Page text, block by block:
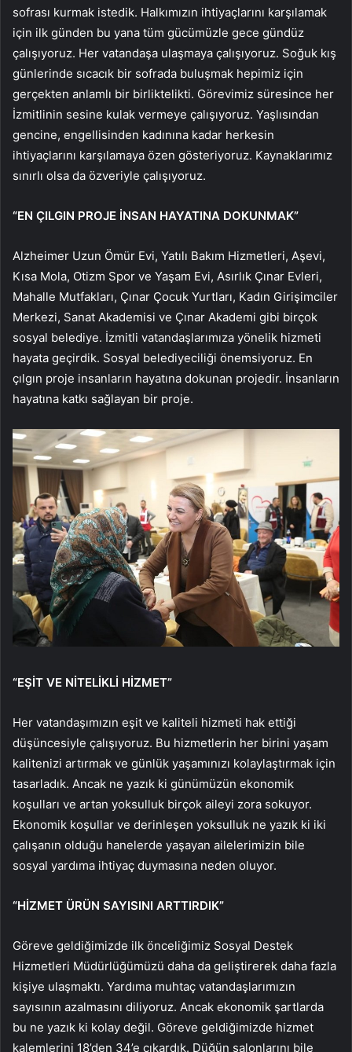
sofrası kurmak istedik. Halkımızın ihtiyaçlarını karşılamak
için ilk günden bu yana tüm gücümüzle gece gündüz
çalışıyoruz. Her vatandaşa ulaşmaya çalışıyoruz. Soğuk kış
günlerinde sıcacık bir sofrada buluşmak hepimiz için
gerçekten anlamlı bir birliktelikti. Görevimiz süresince her
İzmitlinin sesine kulak vermeye çalışıyoruz. Yaşlısından
gencine, engellisinden kadınına kadar herkesin
ihtiyaçlarını karşılamaya özen gösteriyoruz. Kaynaklarımız
sınırlı olsa da özveriyle çalışıyoruz.
“EN ÇILGIN PROJE İNSAN HAYATINA DOKUNMAK”
Alzheimer Uzun Ömür Evi, Yatılı Bakım Hizmetleri, Aşevi,
Kısa Mola, Otizm Spor ve Yaşam Evi, Asırlık Çınar Evleri,
Mahalle Mutfakları, Çınar Çocuk Yurtları, Kadın Girişimciler
Merkezi, Sanat Akademisi ve Çınar Akademi gibi birçok
sosyal belediye. İzmitli vatandaşlarımıza yönelik hizmeti
hayata geçirdik. Sosyal belediyeciliği önemsiyoruz. En
çılgın proje insanların hayatına dokunan projedir. İnsanların
hayatına katkı sağlayan bir proje.
“EŞİT VE NİTELİKLİ HİZMET”
Her vatandaşımızın eşit ve kaliteli hizmeti hak ettiği
düşüncesiyle çalışıyoruz. Bu hizmetlerin her birini yaşam
kalitenizi artırmak ve günlük yaşamınızı kolaylaştırmak için
tasarladık. Ancak ne yazık ki günümüzün ekonomik
koşulları ve artan yoksulluk birçok aileyi zora sokuyor.
Ekonomik koşullar ve derinleşen yoksulluk ne yazık ki iki
çalışanın olduğu hanelerde yaşayan ailelerimizin bile
sosyal yardıma ihtiyaç duymasına neden oluyor.
“HİZMET ÜRÜN SAYISINI ARTTIRDIK”
Göreve geldiğimizde ilk önceliğimiz Sosyal Destek
Hizmetleri Müdürlüğümüzü daha da geliştirerek daha fazla
kişiye ulaşmaktı. Yardıma muhtaç vatandaşlarımızın
sayısının azalmasını diliyoruz. Ancak ekonomik şartlarda
bu ne yazık ki kolay değil. Göreve geldiğimizde hizmet
kalemlerini 18’den 34’e çıkardık. Düğün salonlarını bile